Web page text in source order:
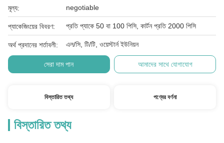
মূল্য: negotiable
প্যাকেজিংয়ের বিবরণ: প্রতি প্যাকে 50 বা 100 পিসি, কার্টন প্রতি 2000 পিসি
অর্থ প্রদানের শর্তাবলী: এল/সি, টি/টি, ওয়েস্টার্ন ইউনিয়ন
সেরা দাম পান আমাদের সাথে যোগাযোগ
বিস্তারিত তথ্য পণ্যের বর্ণনা
বিস্তারিত তথ্য